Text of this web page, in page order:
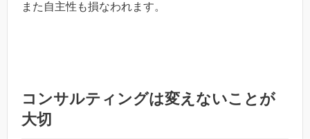
また自主性も損なわれます。
コンサルティングは変えないことが
大切